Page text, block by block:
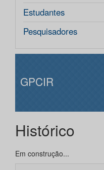
Estudantes
Pesquisadores
GPCIR
Histórico
Em construção...